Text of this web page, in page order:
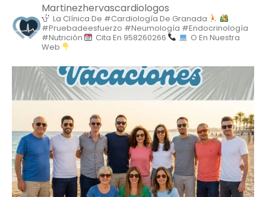
Martinezhervascardiologos
La Clínica De #cardiología De Granada
#pruebadeesfuerzo #neumología #endocrinología
#nutrición
Cita En 958260266
O En Nuestra
Web